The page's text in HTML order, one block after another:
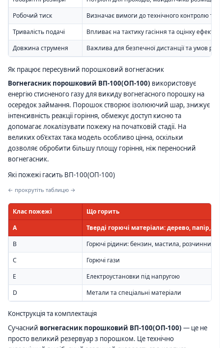
Робочий тиск
Визначає вимоги до технічного контролю та
Тривалість подачі
Впливає на тактику гасіння та оцінку
Довжина струменя
Важлива для безпечної дистанції та умов
Як працює пересувний порошковий вогнегасник
Вогнегасник порошковий ВП-100(ОП-100) використовує
енергію стисненого газу для викиду вогнегасного порошку на
осередок займання. Порошок створює ізолюючий шар, знижує
інтенсивність реакції горіння, обмежує доступ кисню та
допомагає локалізувати пожежу на початковій стадії. На
великих об’єктах така модель особливо цінна, оскільки
дозволяє обробити більшу площу горіння, ніж переносний
вогнегасник.
Які пожежі гасить ВП-100(ОП-100)
← прокрутіть таблицю →
Клас пожежі
Що горить
A
Тверді горючі матеріали: дерево, папір,
B
Горючі рідини: бензин, мастила, розчинники,
C
Горючі гази
E
Електроустановки під напругою
D
Метали та спеціальні матеріали
Конструкція та комплектація
Сучасний вогнегасник порошковий ВП-100(ОП-100) — це не
просто великий резервуар з порошком. Це технічно